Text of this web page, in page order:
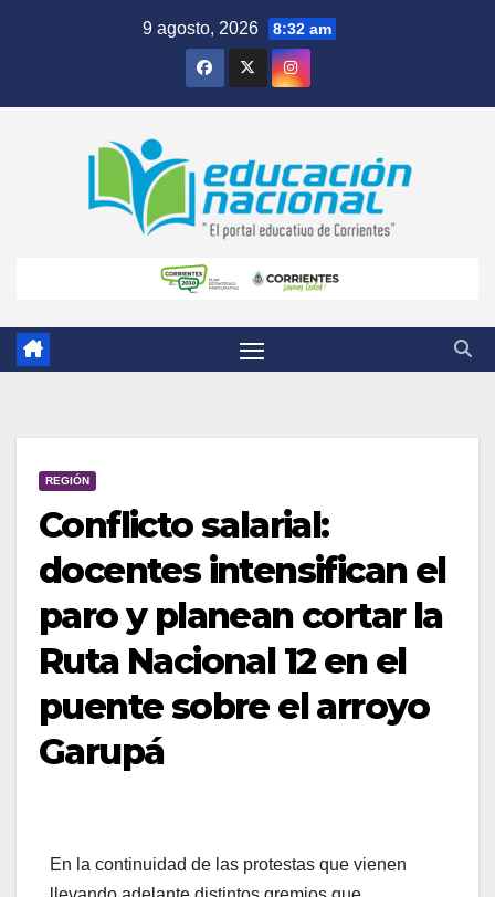
9 agosto, 2026 8:32 am
REGIÓN
Conflicto salarial:
docentes intensifican el
paro y planean cortar la
Ruta Nacional 12 en el
puente sobre el arroyo
Garupá
En la continuidad de las protestas que vienen